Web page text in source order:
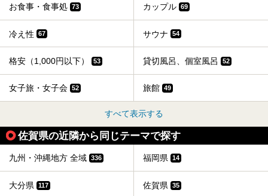
お食事・食事処 73 カップル 69
冷え性 67 サウナ 54
格安（1,000円以下） 53 貸切風呂、個室風呂 52
女子旅・女子会 52 旅館 49
すべて表示する
佐賀県の近隣から同じテーマで探す
九州・沖縄地方 全域 336 福岡県 14
大分県 117 佐賀県 35